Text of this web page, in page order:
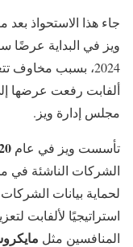
جاء هذا الاستحواذ
ويز في البداية عرضًا
2024، بسبب مخاوف
ألفابت رفعت عرضها
مجلس إدارة ويز.
تأسست ويز في عام
الشركات الناشئة في
لحماية بيانات الشركات
استراتيجيًا لألفابت
المنافسين مثل